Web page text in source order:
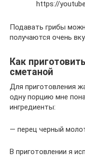
https://
Подавать грибы
получаются очень
Как
сметаной
Для приготовления
одну порцию мне
ингредиенты:
— перец черный
В приготовлении я